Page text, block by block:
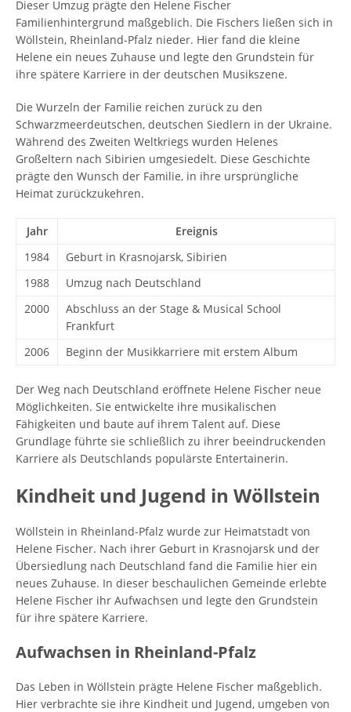
Dieser Umzug prägte den Helene Fischer
Familienhintergrund maßgeblich. Die Fischers ließen sich in
Wöllstein, Rheinland-Pfalz nieder. Hier fand die kleine
Helene ein neues Zuhause und legte den Grundstein für
ihre spätere Karriere in der deutschen Musikszene.
Die Wurzeln der Familie reichen zurück zu den
Schwarzmeerdeutschen, deutschen Siedlern in der Ukraine.
Während des Zweiten Weltkriegs wurden Helenes
Großeltern nach Sibirien umgesiedelt. Diese Geschichte
prägte den Wunsch der Familie, in ihre ursprüngliche
Heimat zurückzukehren.
Jahr
Ereignis
1984
Geburt in Krasnojarsk, Sibirien
1988
Umzug nach Deutschland
2000
Abschluss an der Stage & Musical School
Frankfurt
2006
Beginn der Musikkarriere mit erstem Album
Der Weg nach Deutschland eröffnete Helene Fischer neue
Möglichkeiten. Sie entwickelte ihre musikalischen
Fähigkeiten und baute auf ihrem Talent auf. Diese
Grundlage führte sie schließlich zu ihrer beeindruckenden
Karriere als Deutschlands populärste Entertainerin.
Kindheit und Jugend in Wöllstein
Wöllstein in Rheinland-Pfalz wurde zur Heimatstadt von
Helene Fischer. Nach ihrer Geburt in Krasnojarsk und der
Übersiedlung nach Deutschland fand die Familie hier ein
neues Zuhause. In dieser beschaulichen Gemeinde erlebte
Helene Fischer ihr Aufwachsen und legte den Grundstein
für ihre spätere Karriere.
Aufwachsen in Rheinland-Pfalz
Das Leben in Wöllstein prägte Helene Fischer maßgeblich.
Hier verbrachte sie ihre Kindheit und Jugend, umgeben von